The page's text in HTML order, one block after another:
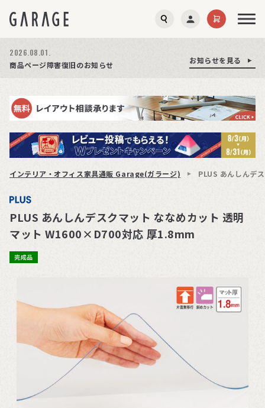
お知らせを見る
お知らせを見る
2026.08.01.
商品ページ障害復旧のお知らせ
お知らせを見る
インテリア・オフィス家具通販 Garage(ガラージ) PLUS あんしんデ
PLUS あんしんデスクマット ななめカット 透明
マット W1600×D700対応 厚1.8mm
完成品